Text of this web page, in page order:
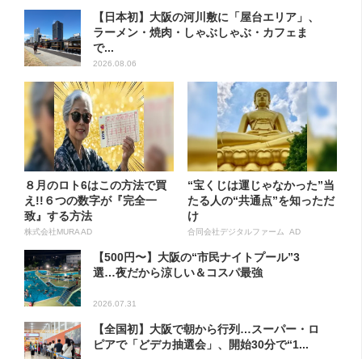
【日本初】大阪の河川敷に「屋台エリア」、
ラーメン・焼肉・しゃぶしゃぶ・カフェま
で...
2026.08.06
８月のロト6はこの方法で買
え!!６つの数字が『完全一
致』する方法
株式会社MURA AD
“宝くじは運じゃなかった”当
たる人の“共通点”を知っただ
け
合同会社デジタルファーム AD
【500円〜】大阪の“市民ナイトプール”3
選…夜だから涼しい＆コスパ最強
2026.07.31
【全国初】大阪で朝から行列…スーパー・ロ
ピアで「どデカ抽選会」、開始30分で“1...